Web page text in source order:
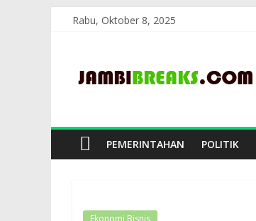
Rabu, Oktober 8, 2025
JambiBreaks
PEMERINTAHAN POLITIK
Ekonomi Bisnis